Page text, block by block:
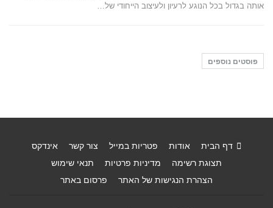
אותה בגדול בכל הנוגע לרעיון ולעיצוב הייחודי של…
פוסטים נוספים
דף הבית אודות פטריות במייל צור קשר
אינדקס
תצוגת רשימה
מדיניות פרטיות
תנאי שימוש
הצהרת הנגישות של האתר
פרסום באתר